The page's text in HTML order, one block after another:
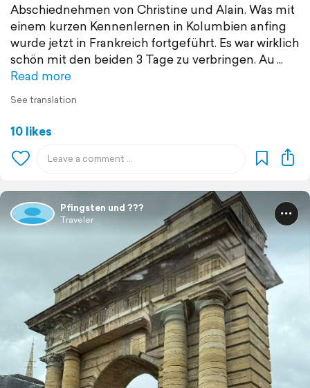
Abschiednehmen von Christine und Alain. Was mit
einem kurzen Kennenlernen in Kolumbien anfing
wurde jetzt in Frankreich fortgeführt. Es war wirklich
schön mit den beiden 3 Tage zu verbringen. Au
Read more
See translation
10 likes
Pfingsten und ???
Traveler